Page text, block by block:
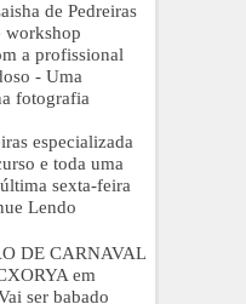
de Pedreiras
workshop
a profissional
- Uma
fotografia
especializada
e toda uma
sexta-feira
Lendo
DE CARNAVAL
em
ser babado